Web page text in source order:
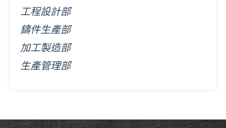
工程設計部
鑄件生產部
加工製造部
生產管理部